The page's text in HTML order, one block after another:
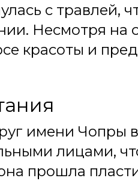
с травлей,
Несмотря на
красоты и
имени Чопры
лицами,
прошла